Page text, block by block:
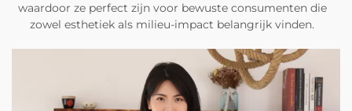
waardoor ze perfect zijn voor bewuste consumenten die
zowel esthetiek als milieu-impact belangrijk vinden.